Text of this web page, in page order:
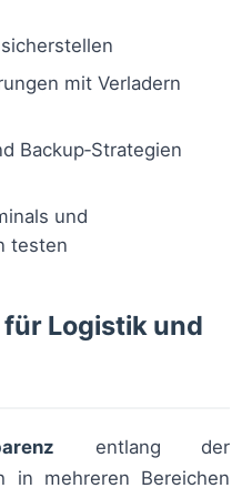
mit Verladern
Backup‑Strategien
und
testen
Logistik und
entlang der
in mehreren Bereichen